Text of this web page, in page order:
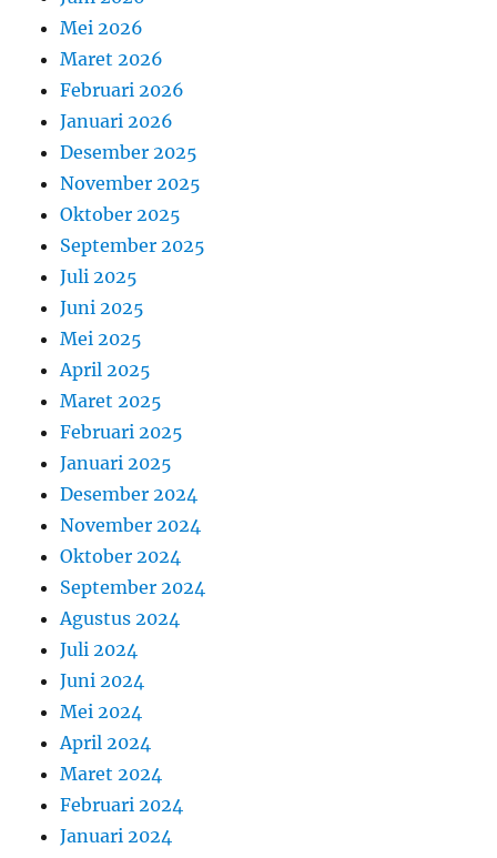
Mei 2026
Maret 2026
Februari 2026
Januari 2026
Desember 2025
November 2025
Oktober 2025
September 2025
Juli 2025
Juni 2025
Mei 2025
April 2025
Maret 2025
Februari 2025
Januari 2025
Desember 2024
November 2024
Oktober 2024
September 2024
Agustus 2024
Juli 2024
Juni 2024
Mei 2024
April 2024
Maret 2024
Februari 2024
Januari 2024